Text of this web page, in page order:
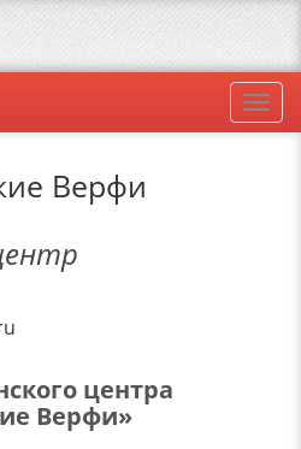
Верфи
центра
Верфи»